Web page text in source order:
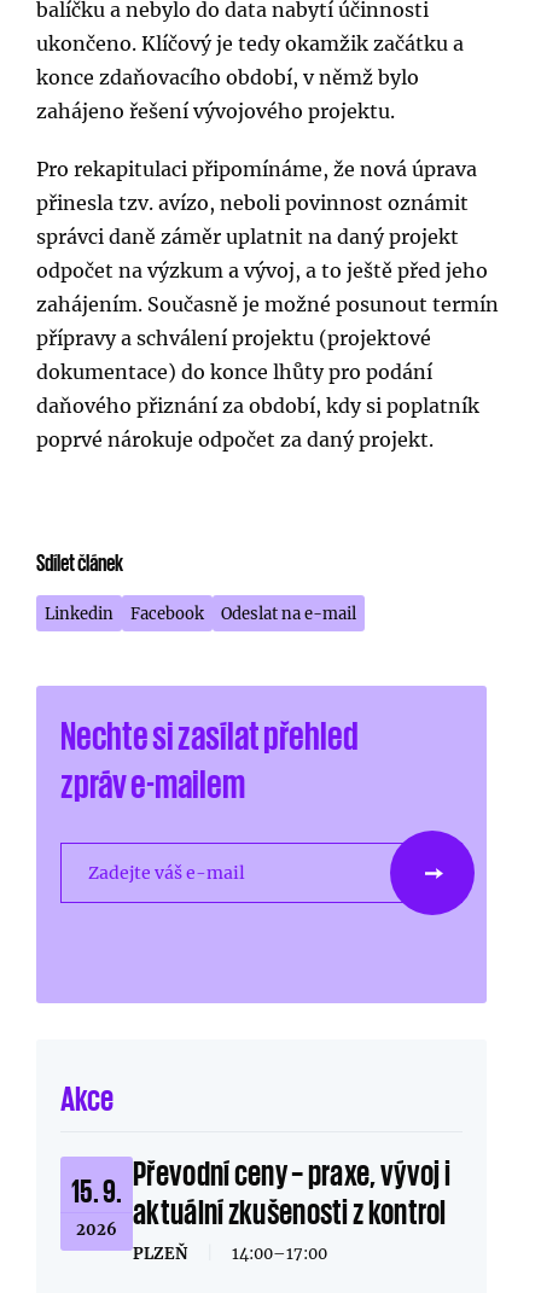
balíčku a nebylo do data nabytí účinnosti
ukončeno. Klíčový je tedy okamžik začátku a
konce zdaňovacího období, v němž bylo
zahájeno řešení vývojového projektu.
Pro rekapitulaci připomínáme, že nová úprava
přinesla tzv. avízo, neboli povinnost oznámit
správci daně záměr uplatnit na daný projekt
odpočet na výzkum a vývoj, a to ještě před jeho
zahájením. Současně je možné posunout termín
přípravy a schválení projektu (projektové
dokumentace) do konce lhůty pro podání
daňového přiznání za období, kdy si poplatník
poprvé nárokuje odpočet za daný projekt.
Sdílet článek
Linkedin Facebook Odeslat na e-mail
Nechte si zasílat přehled
zpráv e-mailem
Zadejte váš e-mail
Akce
15. 9.
2026
Převodní ceny – praxe, vývoj i
aktuální zkušenosti z kontrol
PLZEŇ 14:00–17:00